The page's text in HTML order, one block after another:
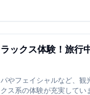
空間で整える特別な体験
ックス体験！旅行
やフェイシャルなど、観
ス系の体験が充実してい